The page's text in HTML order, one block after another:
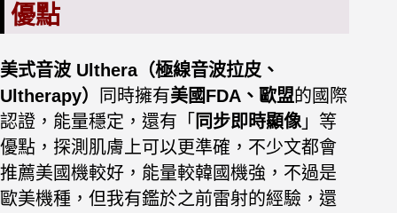
優點
美式音波 Ulthera（極線音波拉皮、
Ultherapy）
同時擁有美國FDA、歐盟的國際
認證，能量穩定，還有「 同步即時顯像」等
優點，探測肌膚上可以更準確，不少文都會
推薦美國機較好，能量較韓國機強，不過是
歐美機種，但我有鑑於之前雷射的經驗，還